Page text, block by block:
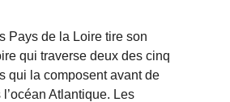
Pays de la Loire tire son
qui traverse deux des cinq
qui la composent avant de
Atlantique. Les